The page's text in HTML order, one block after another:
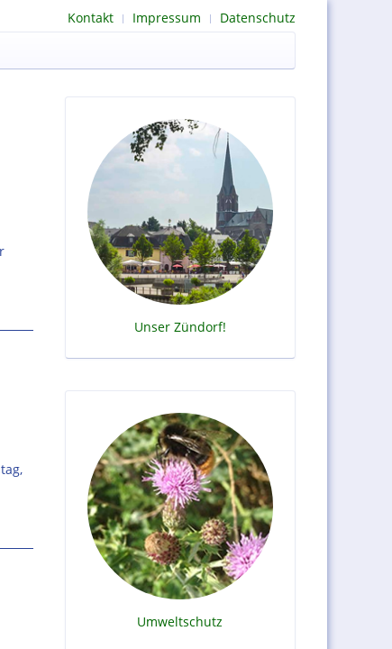
Kontakt Impressum Datenschutz
Unser Zündorf!
Umweltschutz